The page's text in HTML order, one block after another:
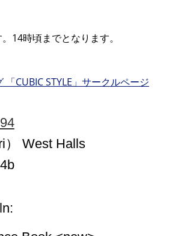
14時頃までとなります。
CUBIC STYLE」サークルページ
） West Halls